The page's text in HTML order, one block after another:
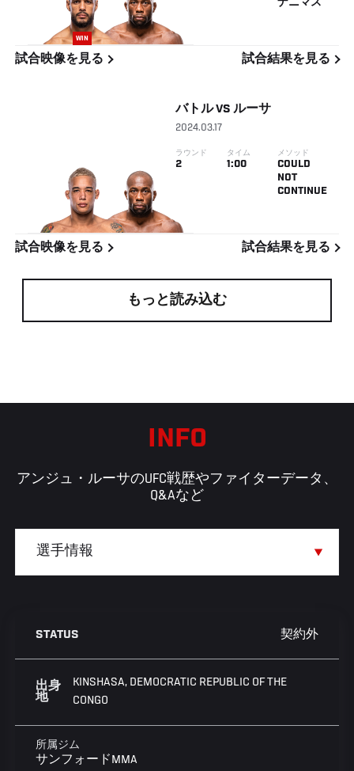
WIN
ナニマス
試合映像を見る 試合結果を見る
バトルVS ルーサ
2024.03.17
ラウンド
2
タイム
1:00
メソッド
COULD
NOT
CONTINUE
試合映像を見る 試合結果を見る
もっと読み込む
INFO
アンジュ・ルーサのUFC戦歴やファイターデータ、
Q&Aなど
STATUS 契約外
出身
地
KINSHASA, DEMOCRATIC REPUBLIC OF THE
CONGO
所属ジム
サンフォードMMA